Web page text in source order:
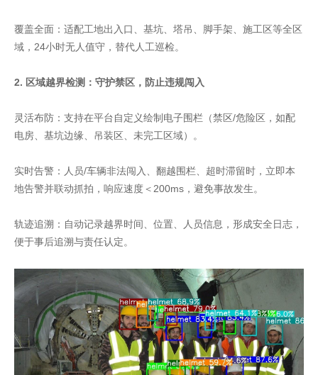
覆盖全面：适配工地出入口、基坑、塔吊、脚手架、施工区等全区
域，24小时无人值守，替代人工巡检。
2. 区域越界检测：守护禁区，防止违规闯入
灵活布防：支持在平台自定义绘制电子围栏（禁区/危险区，如配
电房、基坑边缘、吊装区、未完工区域）。
实时告警：人员/车辆非法闯入、翻越围栏、超时滞留时，立即本
地告警并联动抓拍，响应速度＜200ms，避免事故发生。
轨迹追溯：自动记录越界时间、位置、人员信息，形成安全日志，
便于事后追溯与责任认定。